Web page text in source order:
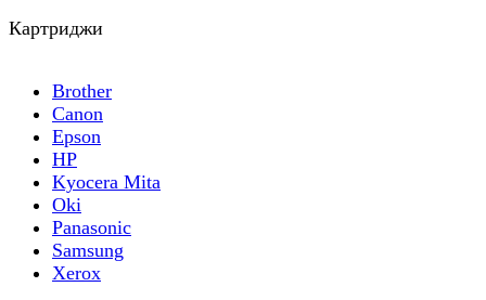
Картриджи
Brother
Canon
Epson
HP
Kyocera Mita
Oki
Panasonic
Samsung
Xerox